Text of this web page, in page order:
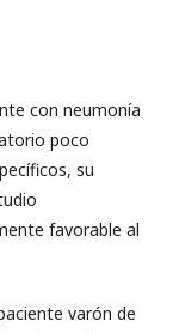
con neumonía
poco
su
favorable al
varón de